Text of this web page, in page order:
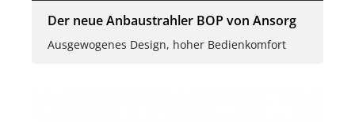
Der neue Anbaustrahler BOP von Ansorg
Ausgewogenes Design, hoher Bedienkomfort